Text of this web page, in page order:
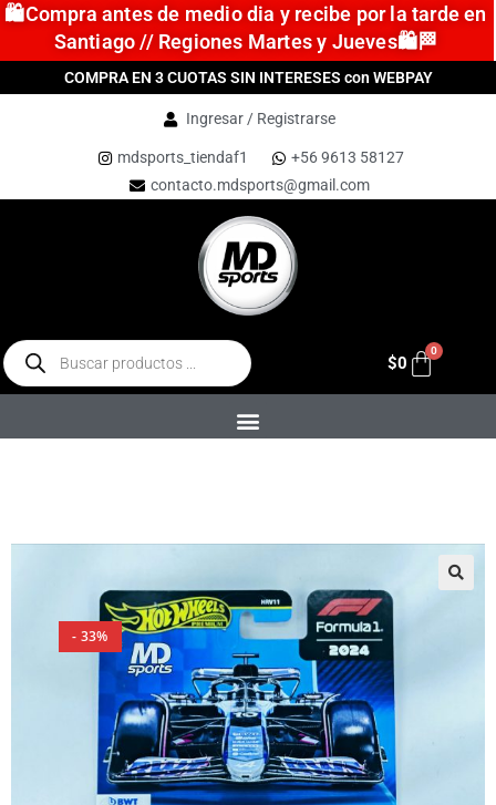
🛍️Compra antes de medio dia y recibe por la tarde en
Santiago // Regiones Martes y Jueves🛍️🏁
COMPRA EN 3 CUOTAS SIN INTERESES con WEBPAY
Ingresar / Registrarse
mdsports_tiendaf1
+56 9613 58127
contacto.mdsports@gmail.com
$0
- 33%